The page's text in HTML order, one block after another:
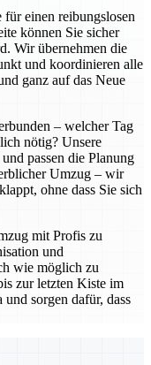
einen reibungslosen
können Sie sicher
Wir übernehmen die
und koordinieren alle
ganz auf das Neue
– welcher Tag
nötig? Unsere
passen die Planung
Umzug – wir
ohne dass Sie sich
mit Profis zu
und
wie möglich zu
zur letzten Kiste im
sorgen dafür, dass